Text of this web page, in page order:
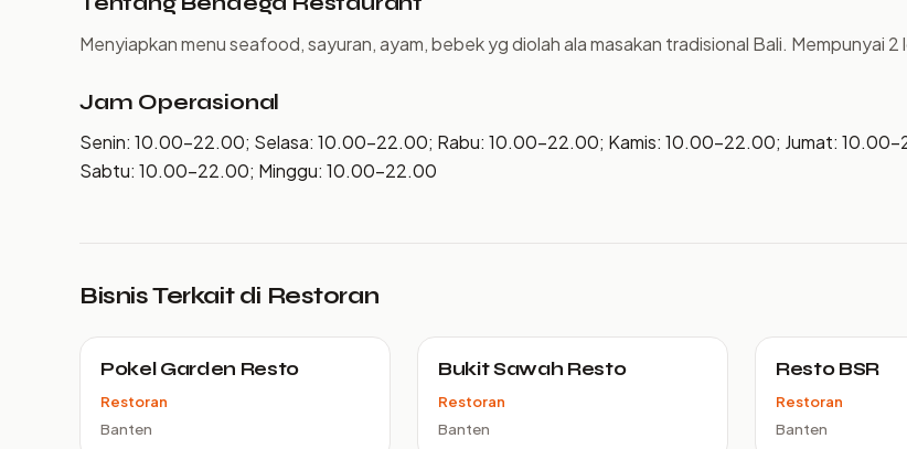
Menyiapkan menu seafood, sayuran, ayam, bebek yg diolah ala masakan tradisional Bali. Mempunyai 2
Jam Operasional
Senin: 10.00–22.00; Selasa: 10.00–22.00; Rabu: 10.00–22.00; Kamis: 10.00–22.00; Jumat:
Sabtu: 10.00–22.00; Minggu: 10.00–22.00
Bisnis Terkait di Restoran
Pokel Garden Resto
Restoran
Banten
Bukit Sawah Resto
Restoran
Banten
Resto BSR
Restoran
Banten